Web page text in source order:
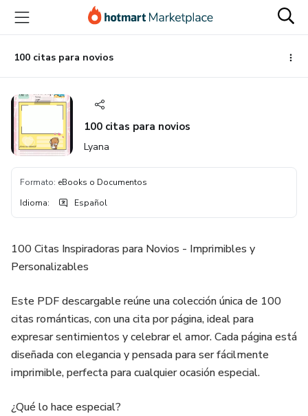
principal
página
de
página
100 citas para novios
100 citas para novios
Lyana
Formato: eBooks o Documentos
Idioma: Español
100 Citas Inspiradoras para Novios - Imprimibles y
Personalizables
Este PDF descargable reúne una colección única de 100
citas románticas, con una cita por página, ideal para
expresar sentimientos y celebrar el amor. Cada página está
diseñada con elegancia y pensada para ser fácilmente
imprimible, perfecta para cualquier ocasión especial.
¿Qué lo hace especial?